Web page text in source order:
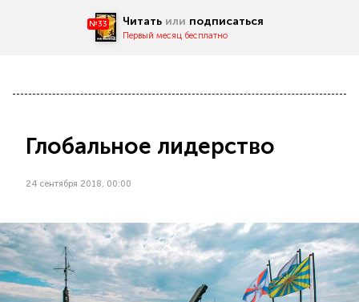
№33 Читать или подписаться
Первый месяц бесплатно
Глобальное лидерство
24 сентября 2018, 00:00